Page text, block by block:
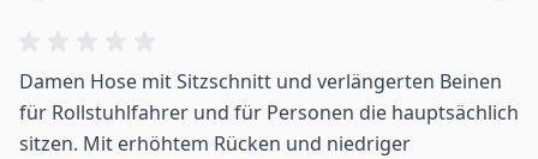
Damen Hose mit Sitzschnitt und verlängerten Beinen
für Rollstuhlfahrer und für Personen die hauptsächlich
sitzen. Mit erhöhtem Rücken und niedriger